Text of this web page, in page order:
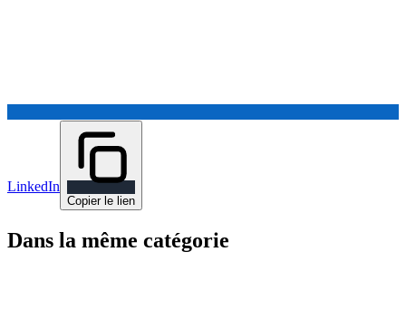
LinkedIn
Copier le lien
Dans la même catégorie